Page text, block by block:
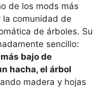
de los mods más
la comunidad de
de árboles. Su
sencillo:
bajo de
hacha, el árbol
madera y hojas